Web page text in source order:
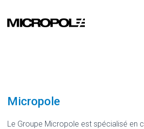
Micropole
Le Groupe Micropole est spécialisé en